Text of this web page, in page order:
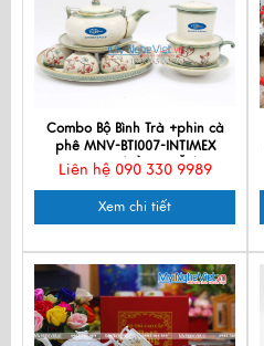
Combo Bộ Bình Trà +phin cà
phê MNV-BTI007-INTIMEX
GROUP (HÀNG ĐẶT)
Liên hệ 090 330 9989
Xem chi tiết